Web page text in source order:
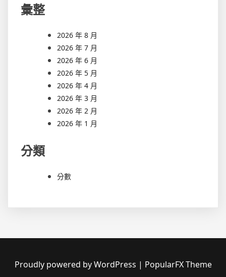
彙整
2026 年 8 月
2026 年 7 月
2026 年 6 月
2026 年 5 月
2026 年 4 月
2026 年 3 月
2026 年 2 月
2026 年 1 月
分類
分數
Proudly powered by WordPress | PopularFX Theme